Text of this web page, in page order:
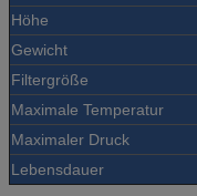
Höhe
Gewicht
Filtergröße
Maximale Temperatur
Maximaler Druck
Lebensdauer